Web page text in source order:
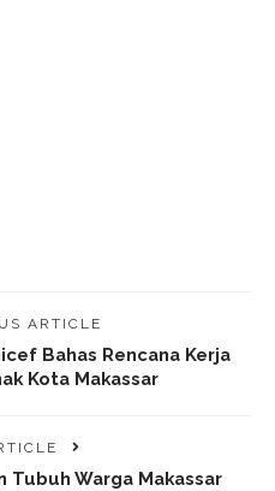
ARTICLE
Bahas Rencana Kerja
Kota Makassar
Tubuh Warga Makassar